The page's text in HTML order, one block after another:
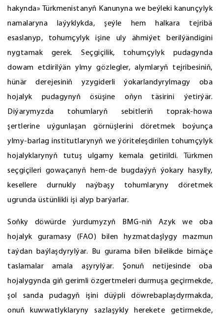
hakynda» Türkmenistanyň Kanunyna we beýleki kanunçylyk
namalaryna laýyklykda, şeýle hem halkara tejribä
esaslanyp, tohumçylyk işine uly ähmiýet berilýändigini
nygtamak gerek. Seçgiçilik, tohumçylyk pudagynda
dowam etdirilýän ylmy gözlegler, alymlaryň tejribesiniň,
hünär derejesiniň yzygiderli ýokarlandyrylmagy oba
hojalyk pudagynyň ösüşine oňyn täsirini ýetirýär.
Diýarymyzda tohumlaryň sebitleriň toprak-howa
şertlerine uýgunlaşan görnüşlerini döretmek boýunça
ylmy-barlag institutlarynyň we ýöriteleşdirilen tohumçylyk
hojalyklarynyň tutuş ulgamy kemala getirildi. Türkmen
seçgiçileri gowaçanyň hem-de bugdaýyň ýokary hasylly,
kesellere durnukly naýbaşy tohumlaryny döretmek
ugrunda üstünlikli işi alyp barýarlar.
Soňky döwürde ýurdumyzyň BMG-niň Azyk we oba
hojalyk guramasy (FAO) bilen hyzmatdaşlygy mazmun
taýdan baýlaşdyrylýar. Bu gurama bilen bilelikde birnäçe
taslamalar amala aşyrylýar. Şonuň netijesinde oba
hojalygynda giň gerimli özgertmeleri durmuşa geçirmekde,
şol sanda pudagyň işini düýpli döwrebaplaşdyrmakda,
onuň kuwwatlyklaryny sazlaşykly herekete getirmekde,